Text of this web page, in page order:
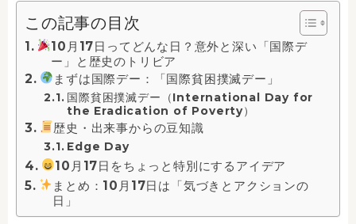
この記事の目次
10月17日ってどんな日？意外と深い「国際デ
ー」と歴史のトリビア
まずは国際デー：「国際貧困撲滅デー」
国際貧困撲滅デー（International Day for
the Eradication of Poverty）
歴史・出来事からの豆知識
Edge Day
10月17日をちょっと特別にするアイデア
まとめ：10月17日は「気づきとアクションの
日」